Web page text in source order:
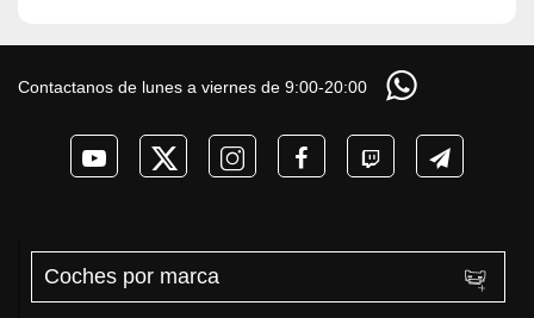
Contactanos de lunes a viernes de 9:00-20:00
Coches por marca